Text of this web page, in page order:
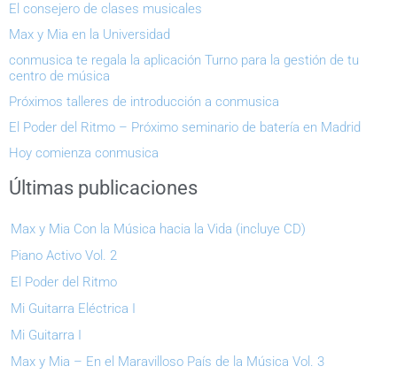
El consejero de clases musicales
Max y Mia en la Universidad
conmusica te regala la aplicación Turno para la gestión de tu
centro de música
Próximos talleres de introducción a conmusica
El Poder del Ritmo – Próximo seminario de batería en Madrid
Hoy comienza conmusica
Últimas publicaciones
Max y Mia Con la Música hacia la Vida (incluye CD)
Piano Activo Vol. 2
El Poder del Ritmo
Mi Guitarra Eléctrica I
Mi Guitarra I
Max y Mia – En el Maravilloso País de la Música Vol. 3